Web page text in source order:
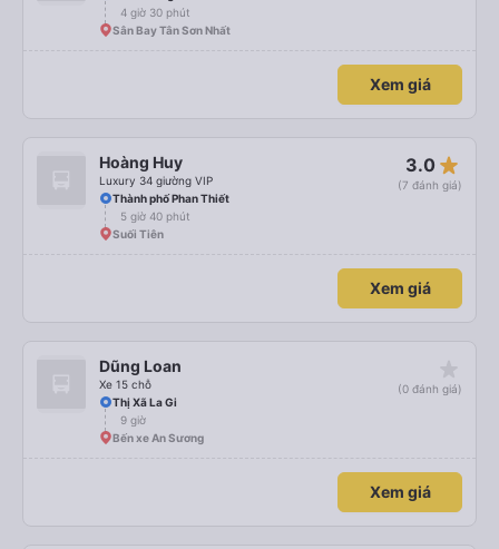
4 giờ 30 phút
Sân Bay Tân Sơn Nhất
Xem giá
Hoàng Huy
Luxury 34 giường VIP
3.0 star_rate
(7 đánh giá)
Thành phố Phan Thiết
5 giờ 40 phút
Suối Tiên
Xem giá
Dũng Loan
Xe 15 chỗ
(0 đánh giá)
Thị Xã La Gi
9 giờ
Bến xe An Sương
Xem giá